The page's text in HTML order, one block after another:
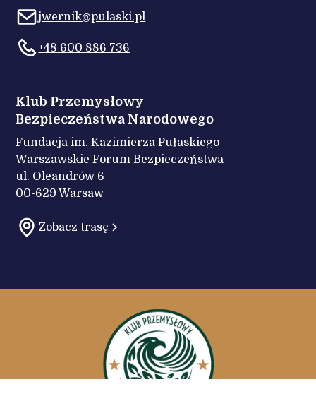
jwernik@pulaski.pl
+48 600 886 736
Klub Przemysłowy
Bezpieczeństwa Narodowego
Fundacja im. Kazimierza Pułaskiego
Warszawskie Forum Bezpieczeństwa
ul. Oleandrów 6
00-629 Warsaw
Zobacz trasę